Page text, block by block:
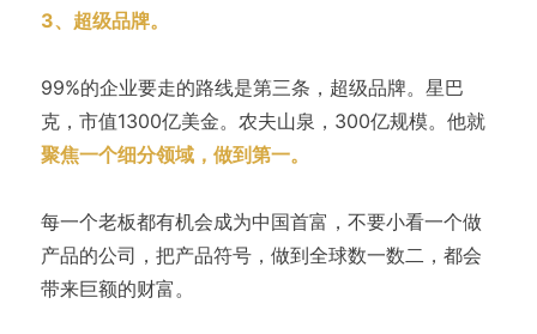
3、超级品牌。
99%的企业要走的路线是第三条，超级品牌。星巴
克，市值1300亿美金。农夫山泉，300亿规模。他就
聚焦一个细分领域，做到第一。
每一个老板都有机会成为中国首富，不要小看一个做
产品的公司，把产品符号，做到全球数一数二，都会
带来巨额的财富。